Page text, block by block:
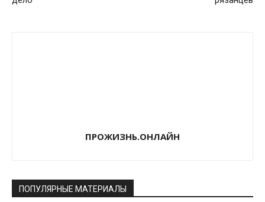
ПРОЖИЗНЬ.ОНЛАЙН
ПОПУЛЯРНЫЕ МАТЕРИАЛЫ